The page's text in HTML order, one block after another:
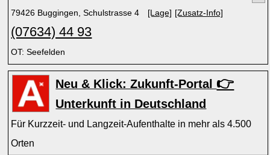
79426 Buggingen, Schulstrasse 4 [Lage] [Zusatz-Info]
(07634) 44 93
OT: Seefelden
Neu & Klick: Zukunft-Portal 👉
Unterkunft in Deutschland
Für Kurzzeit- und Langzeit-Aufenthalte in mehr als 4.500
Orten